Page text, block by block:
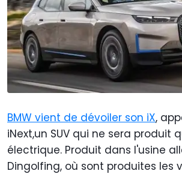
BMW vient de dévoiler son iX,
iNext,un SUV qui ne sera produit
électrique. Produit dans l'usine
Dingolfing, où sont produites les